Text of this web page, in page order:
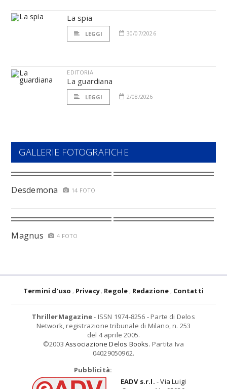
La spia
LEGGI 30/07/2026
EDITORIA
La guardiana
LEGGI 2/08/2026
GALLERIE FOTOGRAFICHE
Desdemona 14 FOTO
Magnus 4 FOTO
Termini d'uso Privacy Regole Redazione Contatti
ThrillerMagazine- ISSN 1974-8256 - Parte di Delos
Network, registrazione tribunale di Milano, n. 253
del 4 aprile 2005.
©2003 Associazione Delos Books. Partita Iva
04029050962.
Pubblicità:
EADV s.r.l. - Via Luigi